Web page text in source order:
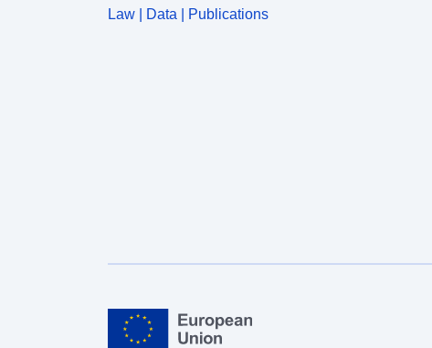
Law | Data | Publications